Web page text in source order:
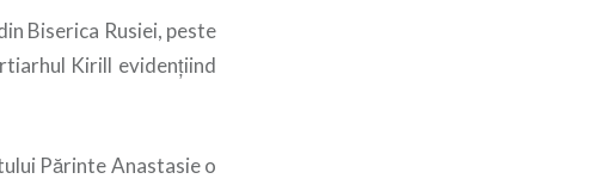
Biserica Rusiei, peste
Kirill evidenţiind
Părinte Anastasie o